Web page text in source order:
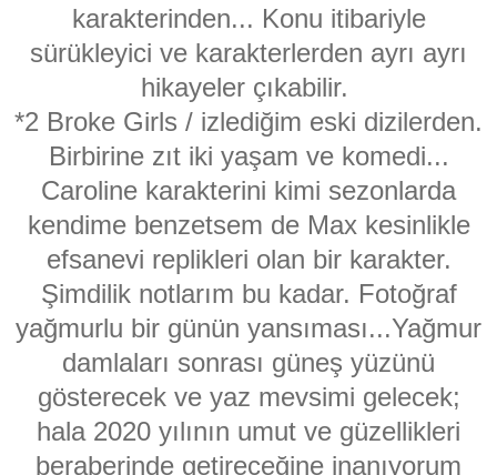
karakterinden... Konu itibariyle
sürükleyici ve karakterlerden ayrı ayrı
hikayeler çıkabilir.
*2 Broke Girls / izlediğim eski dizilerden.
Birbirine zıt iki yaşam ve komedi...
Caroline karakterini kimi sezonlarda
kendime benzetsem de Max kesinlikle
efsanevi replikleri olan bir karakter.
Şimdilik notlarım bu kadar. Fotoğraf
yağmurlu bir günün yansıması...Yağmur
damlaları sonrası güneş yüzünü
gösterecek ve yaz mevsimi gelecek;
hala 2020 yılının umut ve güzellikleri
beraberinde getireceğine inanıyorum